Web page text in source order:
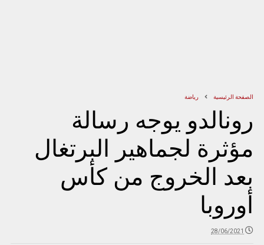
الصفحة الرئيسية رياضة
رونالدو يوجه رسالة
مؤثرة لجماهير البرتغال
بعد الخروج من كأس
أوروبا
28/06/2021